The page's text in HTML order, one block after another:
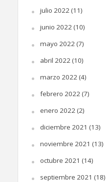
julio 2022 (11)
junio 2022 (10)
mayo 2022 (7)
abril 2022 (10)
marzo 2022 (4)
febrero 2022 (7)
enero 2022 (2)
diciembre 2021 (13)
noviembre 2021 (13)
octubre 2021 (14)
septiembre 2021 (18)